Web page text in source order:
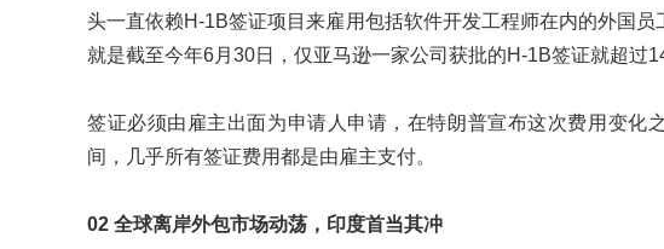
头一直依赖H-1B签证项目来雇用包括软件开发工程师在内的外国
就是截至今年6月30日，仅亚马逊一家公司获批的H-1B签证就超过
签证必须由雇主出面为申请人申请，在特朗普宣布这次费用变化
间，几乎所有签证费用都是由雇主支付。
02 全球离岸外包市场动荡，印度首当其冲